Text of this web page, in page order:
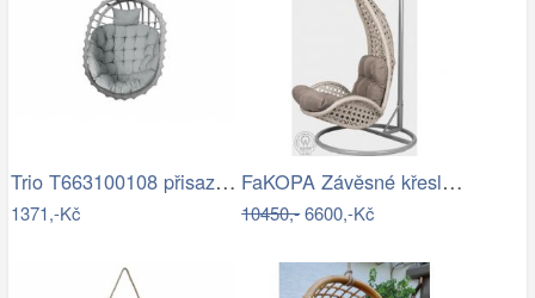
Trio T663100108 přisazené stropní…
1371,-Kč
FaKOPA Závěsné křeslo do domu i na…
10450,-6600,-Kč